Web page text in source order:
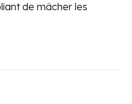
de mâcher les